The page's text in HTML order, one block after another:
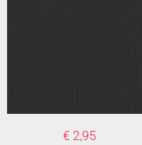
€ 2,95